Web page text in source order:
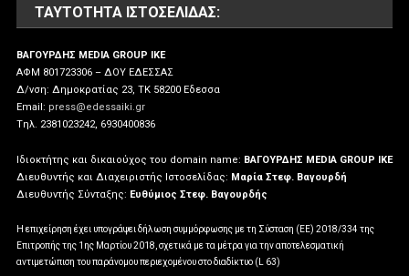
ΤΑΥΤΌΤΗΤΑ ΙΣΤΟΣΕΛΊΔΑΣ:
ΒΑΓΟΥΡΔΗΣ MEDIA GROUP IKE
ΑΦΜ 801723306 – ΔΟΥ ΕΔΕΣΣΑΣ
Δ/νση: Δημοκρατίας 23, ΤΚ 58200 Εδεσσα
Email: press@edessaiki.gr
Tηλ. 2381023242, 6930400836
Ιδιοκτήτης και δικαιούχος του domain name: ΒΑΓΟΥΡΔΗΣ MEDIA GROUP IKE
Διευθυντής και Διαχειριστής Ιστοσελίδας: Μαρία Στεφ. Βαγουρδή
Διευθυντής Σύνταξης: Ευθύμιος Στεφ. Βαγουρδής
Η επιχείρηση έχει υπογράψει δήλωση συμμόρφωσης με τη Σύσταση (ΕΕ) 2018/334 της
Επιτροπής της 1ης Μαρτίου 2018, σχετικά με τα μέτρα για την αποτελεσματική
αντιμετώπιση του παράνομου περιεχομένου στο διαδίκτυο (L 63)